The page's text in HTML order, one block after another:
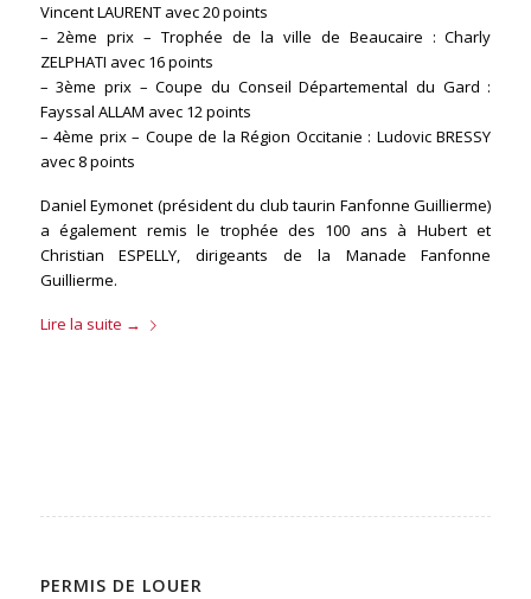
Vincent LAURENT avec 20 points
– 2ème prix – Trophée de la ville de Beaucaire : Charly
ZELPHATI avec 16 points
– 3ème prix – Coupe du Conseil Départemental du Gard :
Fayssal ALLAM avec 12 points
– 4ème prix – Coupe de la Région Occitanie : Ludovic BRESSY
avec 8 points
Daniel Eymonet (président du club taurin Fanfonne Guillierme)
a également remis le trophée des 100 ans à Hubert et
Christian ESPELLY, dirigeants de la Manade Fanfonne
Guillierme.
Lire la suite →
PERMIS DE LOUER